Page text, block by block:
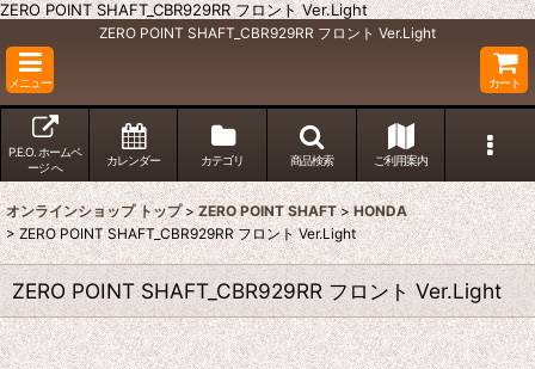
ZERO POINT SHAFT_CBR929RR フロント Ver.Light
ZERO POINT SHAFT_CBR929RR フロント Ver.Light
メニュー カート
P.E.O. ホームペ
ージ へ
カレンダー カテゴリ 商品検索 ご利用案内
オンラインショップ トップ > ZERO POINT SHAFT > HONDA
> ZERO POINT SHAFT_CBR929RR フロント Ver.Light
ZERO POINT SHAFT_CBR929RR フロント Ver.Light